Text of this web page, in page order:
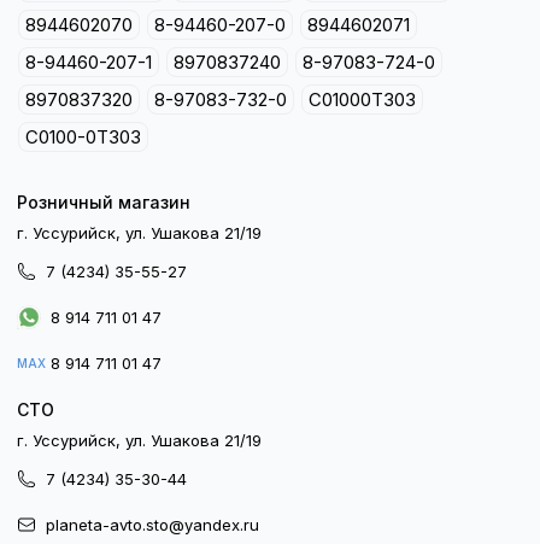
8944602070
8-94460-207-0
8944602071
8-94460-207-1
8970837240
8-97083-724-0
8970837320
8-97083-732-0
C01000T303
C0100-0T303
Розничный магазин
г. Уссурийск, ул. Ушакова 21/19
7 (4234) 35-55-27
8 914 711 01 47
MAX 8 914 711 01 47
СТО
г. Уссурийск, ул. Ушакова 21/19
7 (4234) 35-30-44
planeta-avto.sto@yandex.ru